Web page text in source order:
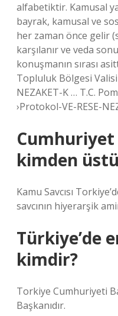
alfabetiktir. Kamusal
bayrak, kamusal ve
her zaman önce gelir
karşılanır ve veda
konuşmanın sırası
Topluluk Bölgesi Valisi
NEZAKET-K … T.C.
›Protokol-VE-RESE-
Cumhuriyet
kimden
Kamu Savcısı
savcının hiyerarşik
Türkiye’de
kimdir?
Torkiye Cumhuriyeti
Başkanıdır.